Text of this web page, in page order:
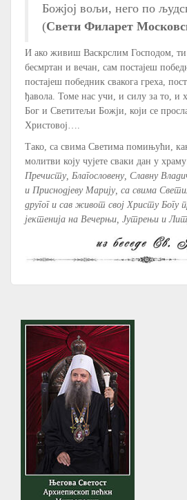
Божјој вољи, него по
(Свети Филарет
И ако живиш Васкрслим Господом, ти
бесмртан и вечан, сам постајеш
постајеш победник свакога греха,
ђавола. Томе нас учи, и силу за то, и
Бог и Светитељи Божји, који се
Христовој….
Тако, са свима Светима помињући,
молитви коју чујете сваки дан у
Пречисту, Благословену, Славну
и Приснодјеву Марију, са свима
другог и сав живот свој Христу Богу
јектенија на Вечерњи, Јутрењи и